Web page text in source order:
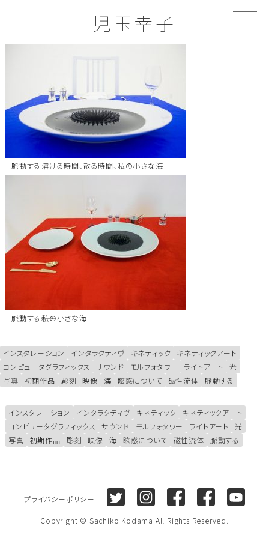
児玉幸子
脈動する――溶ける時間、散る時間、私の小さな海
脈動する――私の小さな海
インスタレーション インタラクティヴ キネティック
キネティックアート
コンピュータグラフィックス
サウンド モルフォタワー ライトアート
光
写真
初期作品 彫刻 映像 海 眩惑について 磁性流体 脈動する
インスタレーション インタラクティヴ キネティック
キネティックアート
コンピュータグラフィックス
サウンド モルフォタワー ライトアート
光
写真
初期作品 彫刻 映像 海 眩惑について 磁性流体 脈動する
プライバシーポリシー Twitter Instagram Facebook (Sachiko
Facebook
Copyright © Sachiko Kodama All Rights Reserved.